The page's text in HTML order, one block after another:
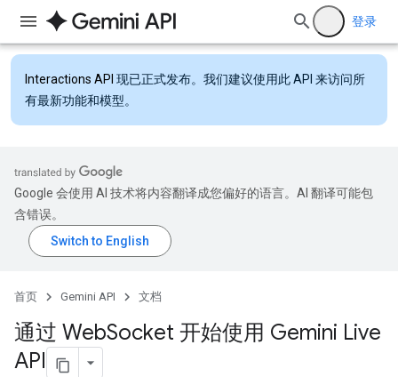
登录
Interactions API 现已正式发布。我们建议使用此 API 来访问所
有最新功能和模型。
Google 会使用 AI 技术将内容翻译成您偏好的语言。AI 翻译可能包
含错误。
首页 Gemini API 文档
通过 WebSocket 开始使用 Gemini Live
API